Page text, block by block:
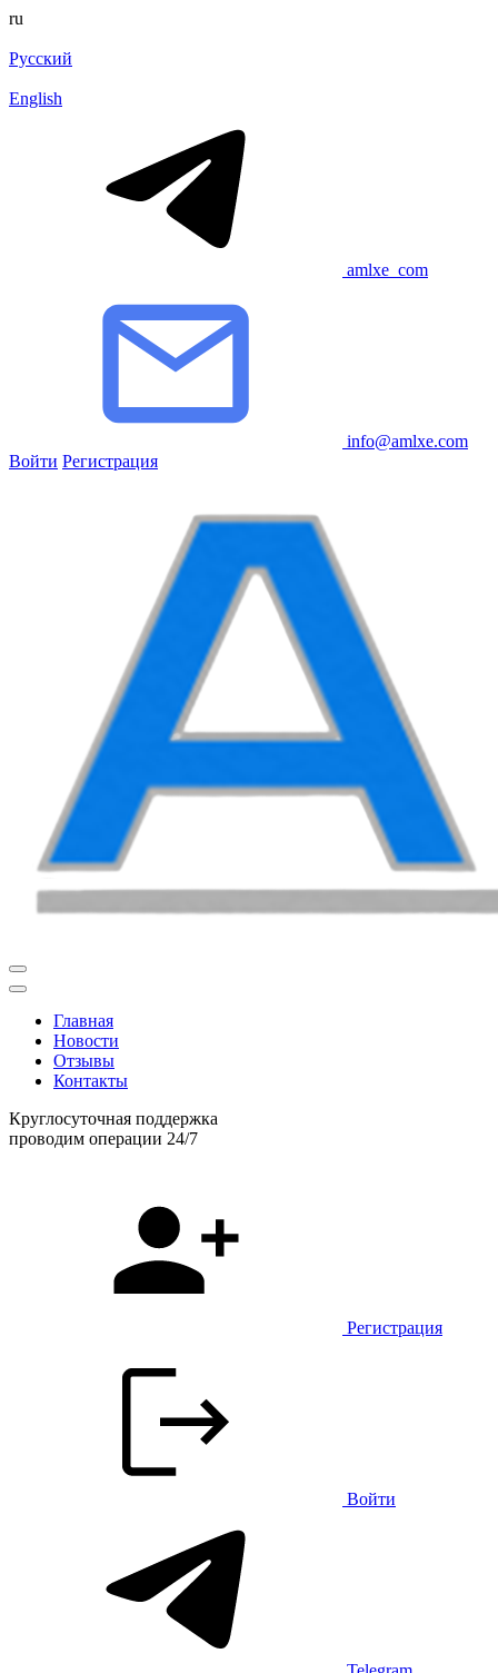
ru
Русский
English
amlxe_com
info@amlxe.com
Войти Регистрация
Главная
Новости
Отзывы
Контакты
Круглосуточная поддержка
проводим операции 24/7
Регистрация
Войти